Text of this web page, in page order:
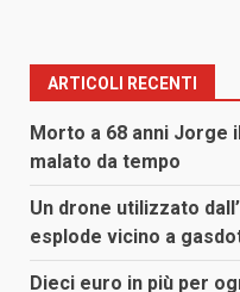
ARTICOLI RECENTI
Morto a 68 anni Jorge
malato da tempo
Un drone utilizzato
esplode vicino a
Dieci euro in più per